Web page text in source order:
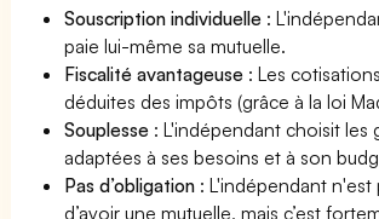
Souscription individuelle :
paie lui-même sa mutuelle.
Fiscalité avantageuse : Les
déduites des impôts (grâce à la loi
Souplesse : L'indépendant choisit les
adaptées à ses besoins et à son
Pas d’obligation : L'indépendant n'est
d’avoir une mutuelle, mais c’est